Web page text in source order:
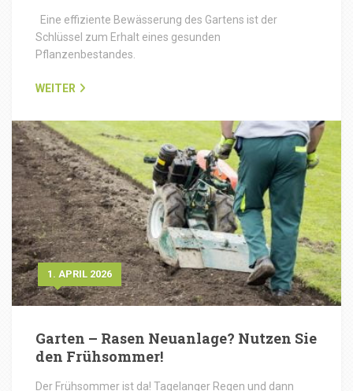
Eine effiziente Bewässerung des Gartens ist der
Schlüssel zum Erhalt eines gesunden
Pflanzenbestandes.
WEITER
1. APRIL 2026
Garten – Rasen Neuanlage? Nutzen Sie
den Frühsommer!
Der Frühsommer ist da! Tagelanger Regen und dann